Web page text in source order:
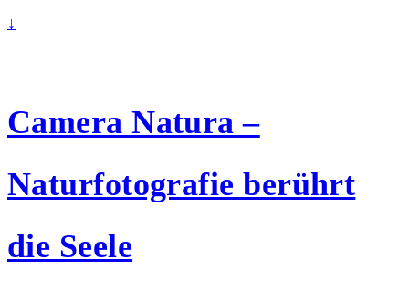
↓
Camera Natura –
Naturfotografie berührt
die Seele